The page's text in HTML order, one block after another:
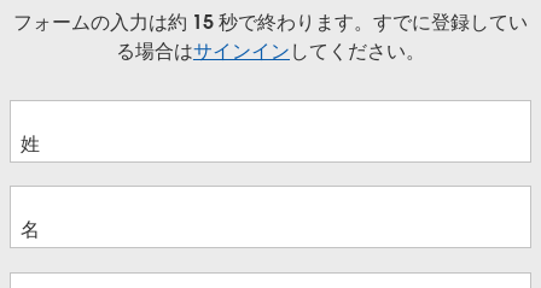
フォームの入力は約 15 秒で終わります。すでに登録してい
る場合はサインインしてください。